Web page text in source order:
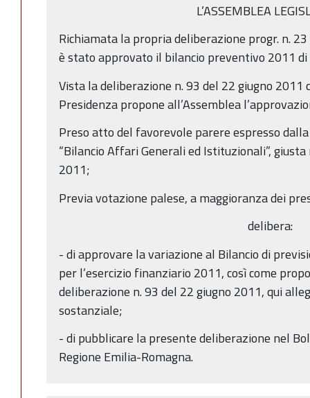
L’ASSEMBLEA
Richiamata la propria deliberazione progr. n.
è stato approvato il bilancio preventivo 2011
Vista la deliberazione n. 93 del 22 giugno 2011
Presidenza propone all’Assemblea
Preso atto del favorevole parere espresso
“Bilancio Affari Generali ed Istituzionali”,
2011;
Previa votazione palese, a maggioranza dei
delibera:
- di approvare la variazione al Bilancio di
per l’esercizio finanziario 2011, così come
deliberazione n. 93 del 22 giugno 2011, qui
sostanziale;
- di pubblicare la presente deliberazione nel
Regione Emilia-Romagna.